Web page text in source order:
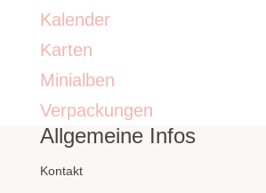
Kalender
Karten
Minialben
Verpackungen
Allgemeine Infos
Kontakt